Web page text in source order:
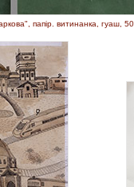
папір. витинанка, гуаш,